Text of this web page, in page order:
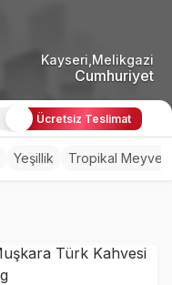
Kayseri,Melikgazi
Cumhuriyet
Ücretsiz Teslimat
Yeşillik Tropikal Meyve